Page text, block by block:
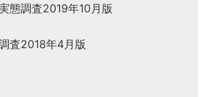
態調査2019年10月版
査2018年4月版